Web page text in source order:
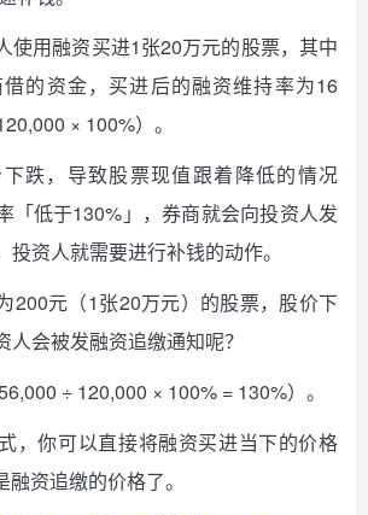
使用融资买进1张20万元的股票，其中
的资金，买进后的融资维持率为16
× 100%）。
跌，导致股票现值跟着降低的情况
「低于130%」，券商就会向投资人发
投资人就需要进行补钱的动作。
200元（1张20万元）的股票，股价下
人会被发融资追缴通知呢？
÷ 120,000 × 100% = 130%）。
，你可以直接将融资买进当下的价格
资追缴的价格了。